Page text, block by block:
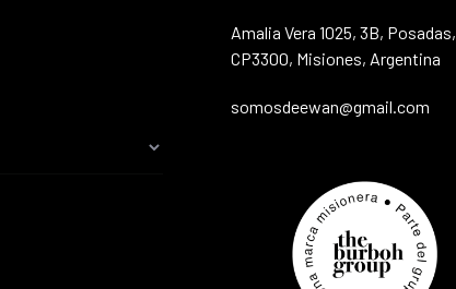
Amalia Vera 1025, 3B, Posadas,
CP3300, Misiones, Argentina
somosdeewan@gmail.com